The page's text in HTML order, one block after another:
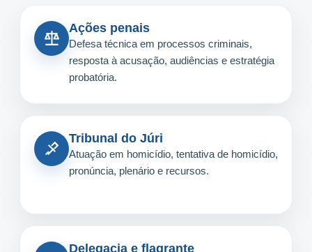
Ações penais
Defesa técnica em processos criminais,
resposta à acusação, audiências e estratégia
probatória.
Tribunal do Júri
Atuação em homicídio, tentativa de homicídio,
pronúncia, plenário e recursos.
Delegacia e flagrante